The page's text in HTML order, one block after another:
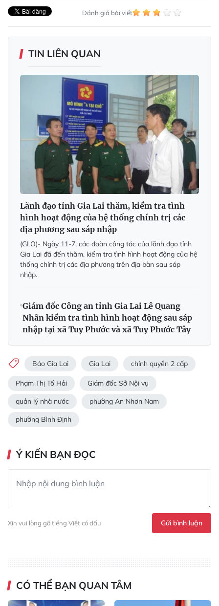
Đánh giá bài viết
TIN LIÊN QUAN
Lãnh đạo tỉnh Gia Lai thăm, kiểm tra tình
hình hoạt động của hệ thống chính trị các
địa phương sau sáp nhập
(GLO)- Ngày 11-7, các đoàn công tác của lãnh đạo tỉnh
Gia Lai đã đến thăm, kiểm tra tình hình hoạt động của hệ
thống chính trị các địa phương trên địa bàn sau sáp
nhập.
Giám đốc Công an tỉnh Gia Lai Lê Quang
Nhân kiểm tra tình hình hoạt động sau sáp
nhập tại xã Tuy Phước và xã Tuy Phước Tây
Báo Gia Lai Gia Lai chính quyền 2 cấp
Phạm Thị Tố Hải Giám đốc Sở Nội vụ
quản lý nhà nước phường An Nhơn Nam
phường Bình Định
Ý KIẾN BẠN ĐỌC
Xin vui lòng gõ tiếng Việt có dấu Gửi bình luận
CÓ THỂ BẠN QUAN TÂM